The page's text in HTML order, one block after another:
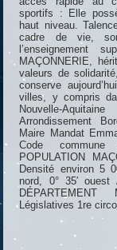
sportifs : Elle
haut niveau.
cadre de vie,
l’enseignement
MAÇONNERIE,
valeurs de
conserve
villes, y compris
Nouvelle-
Arrondissement
Maire Mandat
Code commune
POPULATION
Densité environ 5
nord, 0° 35′
Législatives 1re